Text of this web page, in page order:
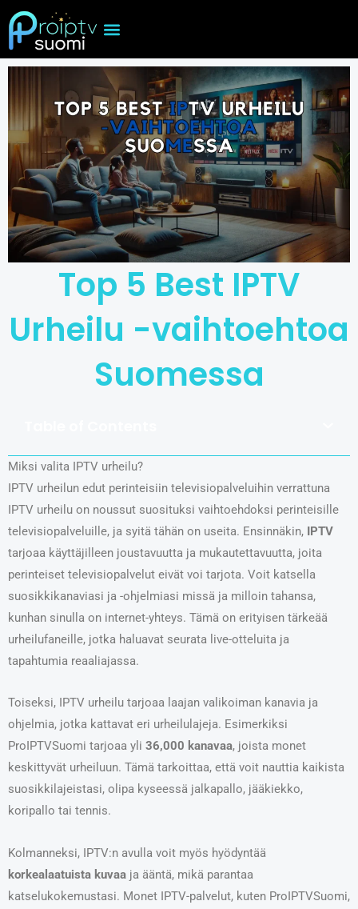
Skip
to
content
Top 5 Best IPTV
Urheilu -vaihtoehtoa
Suomessa
Miksi valita IPTV urheilu?
IPTV urheilun edut perinteisiin televisiopalveluihin verrattuna
IPTV urheilu on noussut suosituksi vaihtoehdoksi perinteisille
televisiopalveluille, ja syitä tähän on useita. Ensinnäkin, IPTV
tarjoaa käyttäjilleen joustavuutta ja mukautettavuutta, joita
perinteiset televisiopalvelut eivät voi tarjota. Voit katsella
suosikkikanaviasi ja -ohjelmiasi missä ja milloin tahansa,
kunhan sinulla on internet-yhteys. Tämä on erityisen tärkeää
urheilufaneille, jotka haluavat seurata live-otteluita ja
tapahtumia reaaliajassa.
Toiseksi, IPTV urheilu tarjoaa laajan valikoiman kanavia ja
ohjelmia, jotka kattavat eri urheilulajeja. Esimerkiksi
ProIPTVSuomi tarjoaa yli 36,000 kanavaa, joista monet
keskittyvät urheiluun. Tämä tarkoittaa, että voit nauttia kaikista
suosikkilajeistasi, olipa kyseessä jalkapallo, jääkiekko,
koripallo tai tennis.
Kolmanneksi, IPTV:n avulla voit myös hyödyntää
korkealaatuista kuvaa ja ääntä, mikä parantaa
katselukokemustasi. Monet IPTV-palvelut, kuten ProIPTVSuomi,